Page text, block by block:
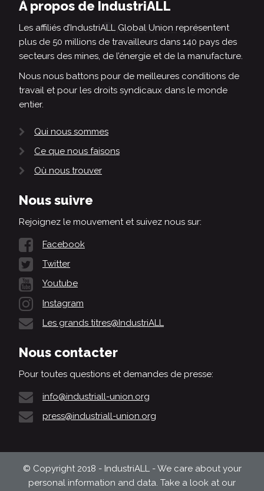
Á propos de IndustriALL
Les affiliés d’IndustriALL Global Union représentent
plus de 50 millions de travailleurs dans 140 pays des
secteurs des mines, de l’énergie et de la manufacture.
Nous nous battons pour de meilleures conditions de
travail et pour les droits syndicaux dans le monde
entier.
Qui nous sommes
Ce que nous faisons
Où nous trouver
Nous suivre
Rejoignez le mouvement et suivez nous sur:
Facebook
Twitter
Youtube
Instagram
Les grands titres@IndustriALL
Nous contacter
Pour toutes questions et demandes de presse:
info@industriall-union.org
press@industriall-union.org
© Copyright 2018 - IndustriALL - We care about your
personal information and data. Take a look at our